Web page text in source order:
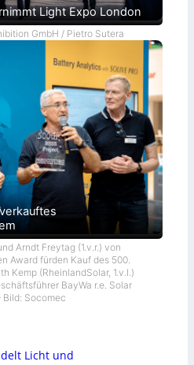
Light Expo London
GmbH / Pietro Sutera
Arndt Freytag (1.v.r.) von
Award fürden Kauf des 500.
Kemp (RheinlandSolar, 1.v.l.)
BayWa r.e. Solar
Bild: Socomec
Licht und